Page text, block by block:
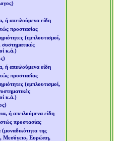
ή απειλούμενα είδη
προστασίας
(εμπλουτισμοί,
κ.ά.)
ή απειλούμενα είδη
προστασίας
(εμπλουτισμοί,
κ.ά.)
ή απειλούμενα είδη
προστασίας
(μοναδικότητα της
Μεσόγειο, Ευρώπη,